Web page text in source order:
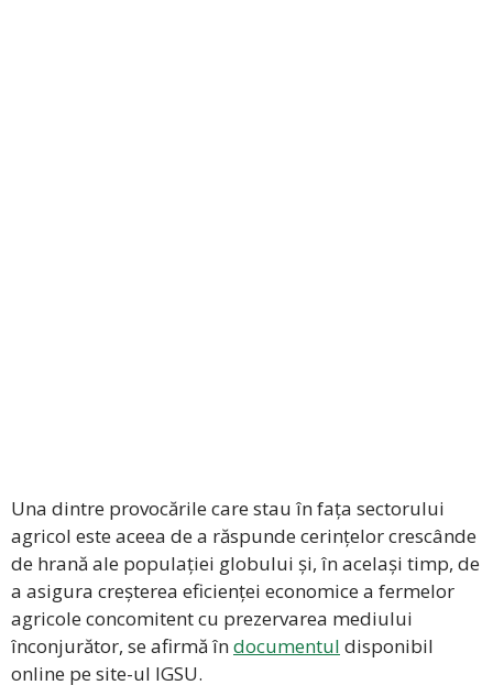
Una dintre provocările care stau în fața sectorului
agricol este aceea de a răspunde cerințelor crescânde
de hrană ale populației globului și, în același timp, de
a asigura creșterea eficienței economice a fermelor
agricole concomitent cu prezervarea mediului
înconjurător, se afirmă îndocumentul disponibil
online pe site-ul IGSU.